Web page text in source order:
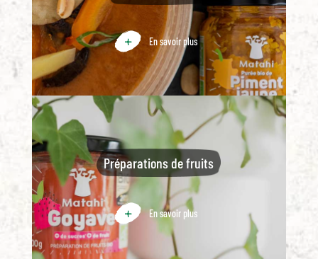
En savoir plus
Préparations de fruits
En savoir plus